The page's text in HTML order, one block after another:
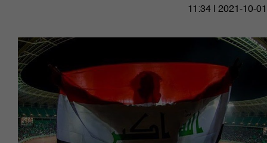
11:34 | 2021-10-01